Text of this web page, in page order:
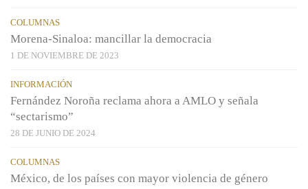
COLUMNAS
Morena-Sinaloa: mancillar la democracia
1 DE NOVIEMBRE DE 2023
INFORMACIÓN
Fernández Noroña reclama ahora a AMLO y señala
“sectarismo”
28 DE JUNIO DE 2024
COLUMNAS
México, de los países con mayor violencia de género